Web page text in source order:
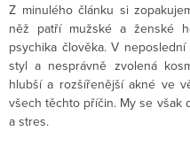
Z minulého článku si
něž patří mužské a ženské
psychika člověka. V
styl a nesprávně zvolená
hlubší a rozšířenější akné ve
všech těchto příčin. My se však
a stres.